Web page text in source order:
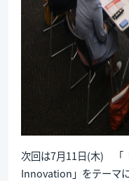
次回は7月11日(木) 「
Innovation」をテーマに